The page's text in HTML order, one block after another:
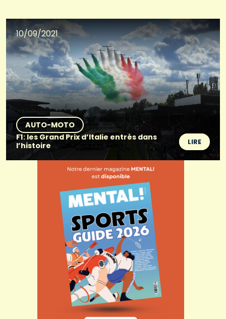
10/09/2021
AUTO-MOTO
F1: les Grand Prix d’Italie entrés dans
l’histoire
LIRE